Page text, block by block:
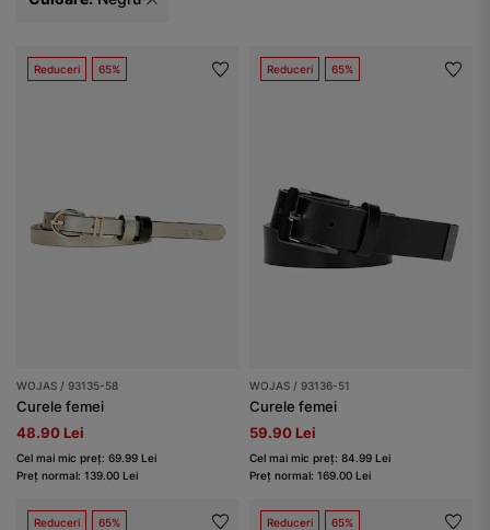
Reduceri 65%
WOJAS / 93135-58
Curele femei
48.90 Lei
Cel mai mic preț: 69.99 Lei
Preț normal: 139.00 Lei
Reduceri 65%
WOJAS / 93136-51
Curele femei
59.90 Lei
Cel mai mic preț: 84.99 Lei
Preț normal: 169.00 Lei
Reduceri 65% Reduceri 65%